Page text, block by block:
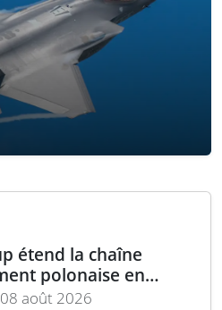
étend la chaîne
polonaise en
mmaoût 2026